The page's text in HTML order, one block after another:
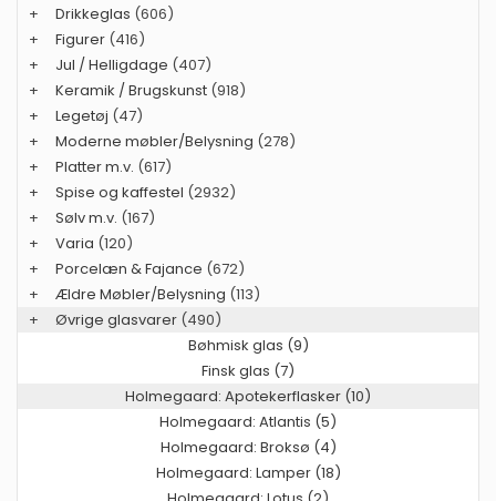
+
Drikkeglas (606)
+
Figurer (416)
+
Jul / Helligdage (407)
+
Keramik / Brugskunst (918)
+
Legetøj (47)
+
Moderne møbler/Belysning (278)
+
Platter m.v. (617)
+
Spise og kaffestel (2932)
+
Sølv m.v. (167)
+
Varia (120)
+
Porcelæn & Fajance (672)
+
Ældre Møbler/Belysning (113)
+
Øvrige glasvarer (490)
Bøhmisk glas (9)
Finsk glas (7)
Holmegaard: Apotekerflasker (10)
Holmegaard: Atlantis (5)
Holmegaard: Broksø (4)
Holmegaard: Lamper (18)